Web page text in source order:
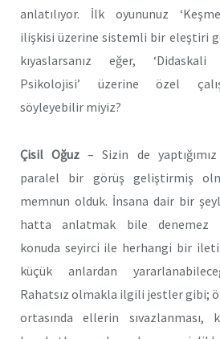
anlatılıyor. İlk oyununuz
ilişkisi üzerine sistemli bir eleştiri
kıyaslarsanız eğer,
Psikolojisi’ üzerine özel
söyleyebilir miyiz?
Çisil Oğuz – Sizin de
paralel bir görüş geliştirmiş
memnun olduk. İnsana dair bir
hatta anlatmak bile denemez
konuda seyirci ile herhangi bir
küçük anlardan
Rahatsız olmakla ilgili jestler gibi;
ortasında ellerin sıvazlanması,